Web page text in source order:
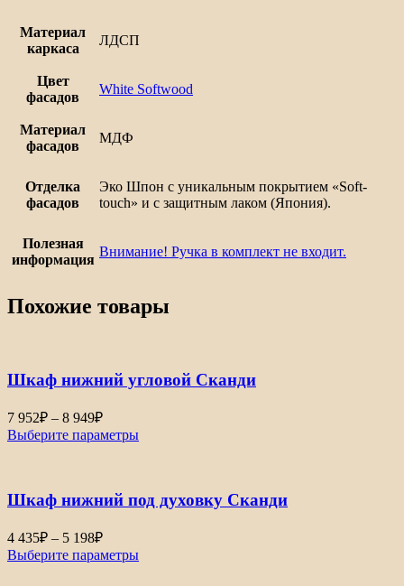
Материал
каркаса
ЛДСП
Цвет
фасадов
White Softwood
Материал
фасадов
МДФ
Отделка
фасадов
Эко Шпон с уникальным покрытием «Soft-
touch» и с защитным лаком (Япония).
Полезная
информация
Внимание! Ручка в комплект не входит.
Похожие товары
Шкаф нижний угловой Сканди
7 952₽ – 8 949₽Диапазон
цен:
7
8
Выберите параметры
Шкаф нижний под духовку Сканди
4 435₽ – 5 198₽Диапазон
цен:
4
Выберите параметры